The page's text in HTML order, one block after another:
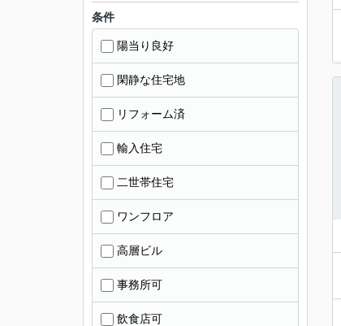
条件
陽当り良好
閑静な住宅地
リフォーム済
輸入住宅
二世帯住宅
ワンフロア
高層ビル
事務所可
飲食店可